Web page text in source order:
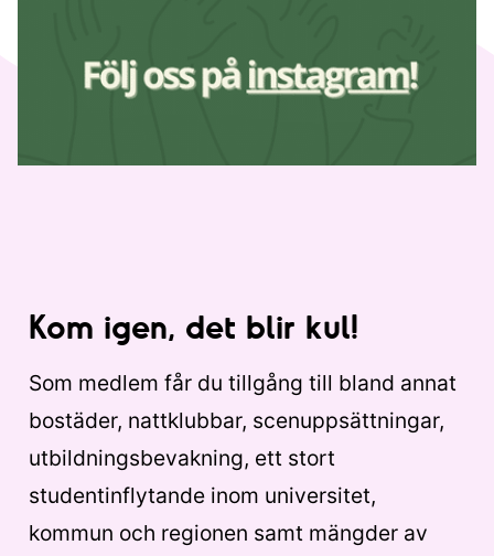
Kom igen, det blir kul!
Som medlem får du tillgång till bland annat
bostäder, nattklubbar, scenuppsättningar,
utbildningsbevakning, ett stort
studentinflytande inom universitet,
kommun och regionen samt mängder av